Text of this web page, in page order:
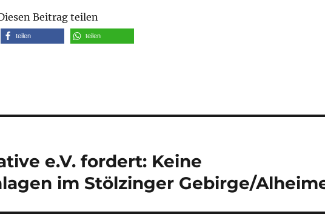
Beitrag teilen
teilen teilen
e.V. fordert: Keine
im Stölzinger Gebirge/